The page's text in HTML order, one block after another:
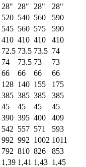
28" 28" 28"
28"
520 540 560
590
545 560 575
590
410 410 410
410
72.5 73.5 73.5 74
74 73.5 73
73
66 66 66
66
128 140 155
175
385 385 385
385
45 45 45
45
390 395 400
409
542 557 571
593
992 992 1002 1011
792 810 826
853
1,39 1,41 1,43 1,45